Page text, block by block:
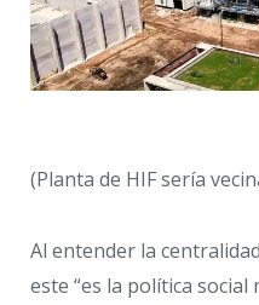
(Planta de HIF sería
Al entender la
este “es la política